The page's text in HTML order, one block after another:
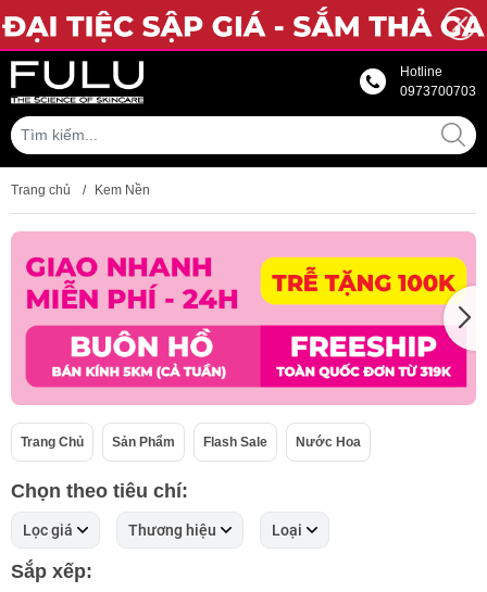
Hotline
0973700703
Trang chủ / Kem Nền
Trang Chủ Sản Phẩm Flash Sale Nước Hoa
Chọn theo tiêu chí:
Lọc giá Thương hiệu Loại
Sắp xếp: